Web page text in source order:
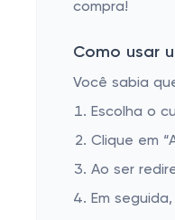
compra!
Como usar
Você sabia
Escolha o
Clique em
Ao ser
Em